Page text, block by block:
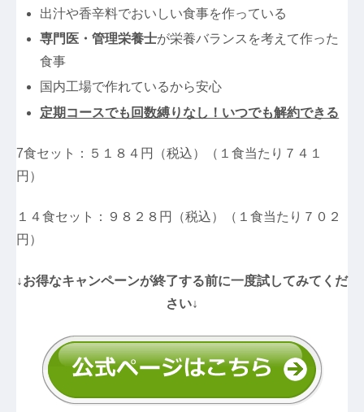
出汁や香辛料でおいしい食事を作っている
専門医・管理栄養士が栄養バランスを考えて作った
食事
国内工場で作れているから安心
定期コースでも回数縛りなし！いつでも解約できる
7食セット：５１８４円（税込）（１食当たり７４１
円）
１４食セット：９８２８円（税込）（１食当たり７０２
円）
↓お得なキャンペーンが終了する前に一度試してみてくだ
さい↓